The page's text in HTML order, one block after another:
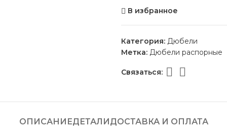
В избранное
Категория: Дюбели
Метка: Дюбели распорные
Связаться:
ОПИСАНИЕДЕТАЛИДОСТАВКА И ОПЛАТА